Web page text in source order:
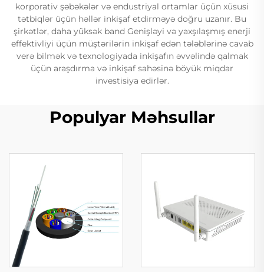
korporativ şəbəkələr və endustriyal ortamlar üçün xüsusi
tətbiqlər üçün həllər inkişaf etdirməyə doğru uzanır. Bu
şirkətlər, daha yüksək band Genişləyi və yaxşılaşmış enerji
effektivliyi üçün müştərilərin inkişaf edən tələblərinə cavab
verə bilmək və texnologiyada inkişafın əvvəlində qalmak
üçün araşdırma və inkişaf sahəsinə böyük miqdar
investisiya edirlər.
Populyar Məhsullar